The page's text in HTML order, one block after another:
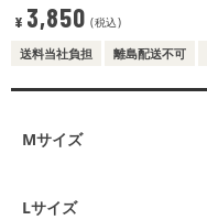
¥ 3,850 税込
送料当社負担 離島配送不可
Mサイズ
Lサイズ